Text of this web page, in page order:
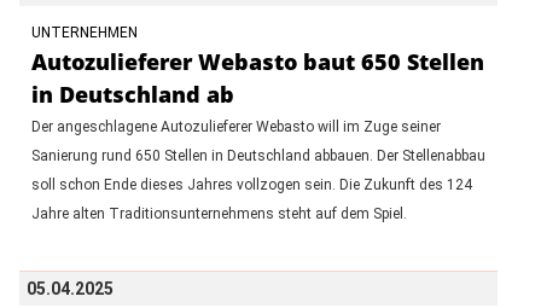
UNTERNEHMEN
Autozulieferer Webasto baut 650 Stellen
in Deutschland ab
Der angeschlagene Autozulieferer Webasto will im Zuge seiner
Sanierung rund 650 Stellen in Deutschland abbauen. Der Stellenabbau
soll schon Ende dieses Jahres vollzogen sein. Die Zukunft des 124
Jahre alten Traditionsunternehmens steht auf dem Spiel.
05.04.2025